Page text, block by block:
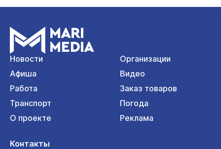
Новости
Организации
Афиша
Видео
Работа
Заказ товаров
Транспорт
Погода
О проекте
Реклама
Контакты